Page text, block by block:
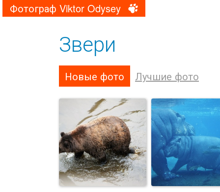
Фотограф Viktor Odysey
Звери
Новые фото Лучшие фото